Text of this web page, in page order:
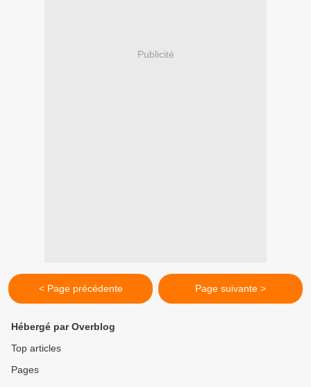
Publicité
< Page précédente Page suivante >
Hébergé par Overblog
Top articles
Pages